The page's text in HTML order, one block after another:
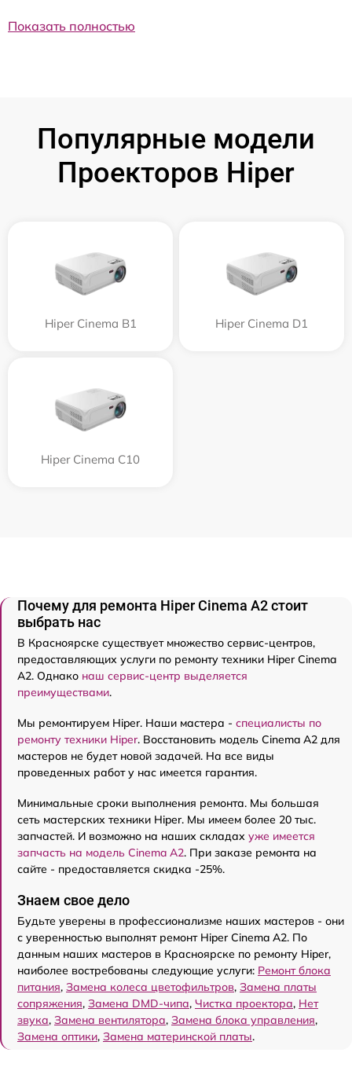
Показать полностью
Популярные модели
Проекторов Hiper
Hiper Cinema B1 Hiper Cinema D1
Hiper Cinema C10
Почему для ремонта Hiper Cinema A2 стоит
выбрать нас
В Красноярске существует множество сервис-центров,
предоставляющих услуги по ремонту техники Hiper Cinema
A2. Однако наш сервис-центр выделяется
преимуществами.
Мы ремонтируем Hiper. Наши мастера - специалисты по
ремонту техники Hiper. Восстановить модель Cinema A2 для
мастеров не будет новой задачей. На все виды
проведенных работ у нас имеется гарантия.
Минимальные сроки выполнения ремонта. Мы большая
сеть мастерских техники Hiper. Мы имеем более 20 тыс.
запчастей. И возможно на наших складах уже имеется
запчасть на модель Cinema A2. При заказе ремонта на
сайте - предоставляется скидка -25%.
Знаем свое дело
Будьте уверены в профессионализме наших мастеров - они
с уверенностью выполнят ремонт Hiper Cinema A2. По
данным наших мастеров в Красноярске по ремонту Hiper,
наиболее востребованы следующие услуги: Ремонт блока
питания, Замена колеса цветофильтров, Замена платы
сопряжения, Замена DMD-чипа, Чистка проектора, Нет
звука, Замена вентилятора, Замена блока управления,
Замена оптики, Замена материнской платы.